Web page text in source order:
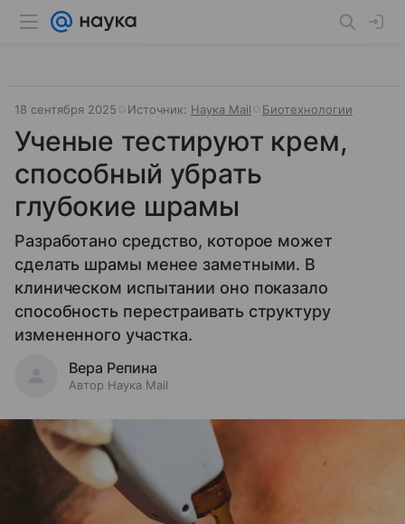
18 сентября 2025 Источник: Наука Mail Биотехнологии
Ученые тестируют крем,
способный убрать
глубокие шрамы
Разработано средство, которое может
сделать шрамы менее заметными. В
клиническом испытании оно показало
способность перестраивать структуру
измененного участка.
Вера Репина
Автор Наука Mail